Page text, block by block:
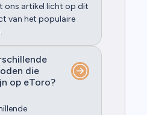
ons artikel licht op dit
van het populaire
die
op eToro?